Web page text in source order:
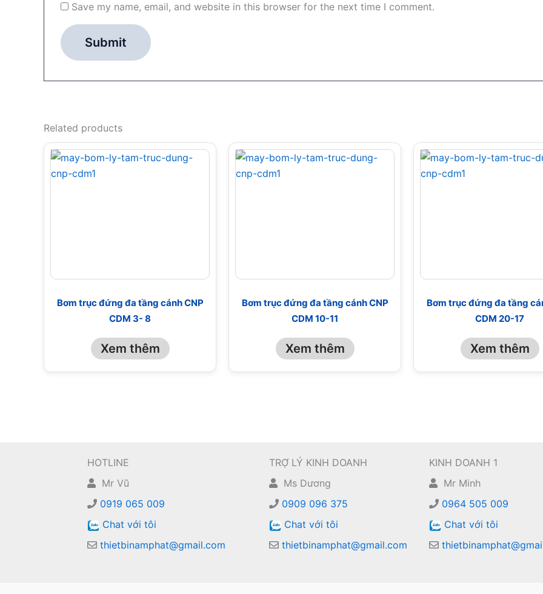
Save my name, email, and website in this browser for the next time I comment.
Related products
Bơm trục đứng đa tầng cánh CNP
CDM 3- 8
Xem thêm
Bơm trục đứng đa tầng cánh CNP
CDM 10-11
Xem thêm
Bơm trục đứng đa tầng
CDM 20-17
Xem thêm
HOTLINE
Mr Vũ
0919 065 009
Chat với tôi
thietbinamphat@gmail.com
TRỢ LÝ KINH DOANH
Ms Dương
0909 096 375
Chat với tôi
thietbinamphat@gmail.com
KINH DOANH 1
Mr Minh
0964 505 009
Chat với tôi